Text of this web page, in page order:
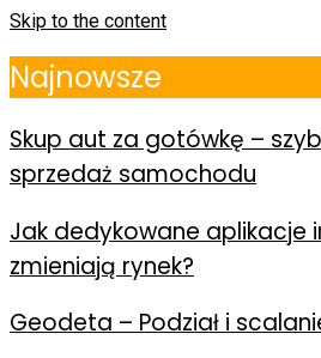
Skip to the content
Najnowsze
Skup aut za gotówkę –
sprzedaż samochodu
Jak dedykowane aplikacje
zmieniają rynek?
Geodeta – Podział i